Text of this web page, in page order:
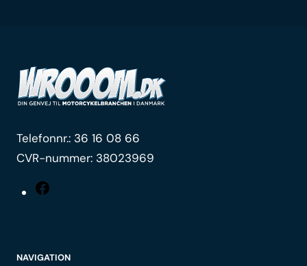
Telefonnr.: 36 16 08 66
CVR-nummer: 38023969
NAVIGATION